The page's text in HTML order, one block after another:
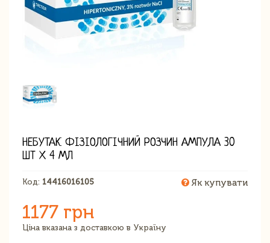
НЕБУТАК ФІЗІОЛОГІЧНИЙ РОЗЧИН АМПУЛА 30
ШТ Х 4 МЛ
Код: 14416016105 Як купувати
1177 грн
Ціна вказана з доставкою в Україну